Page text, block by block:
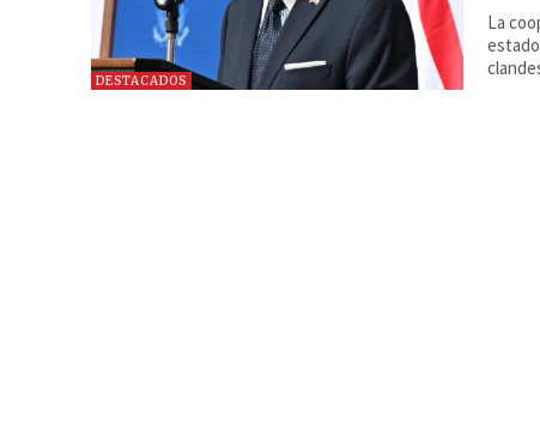
DESTACADOS
La